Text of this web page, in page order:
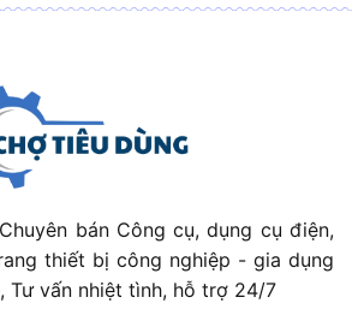
bị, nhà máy và tủ đồ nghề
trường này, người dùng thường
chính xác sẽ gặp size bu lông
bộ cờ lê có dải 6-32mm giúp
đang làm phải dừng lại để tìm
size hỗ trợ xử lý nhiều cụm chi
xưởng cơ khí, dải size rộng phù
bán Công cụ, dụng cụ điện,
thiết bị công nghiệp - gia dụng
Tư vấn nhiệt tình, hỗ trợ 24/7